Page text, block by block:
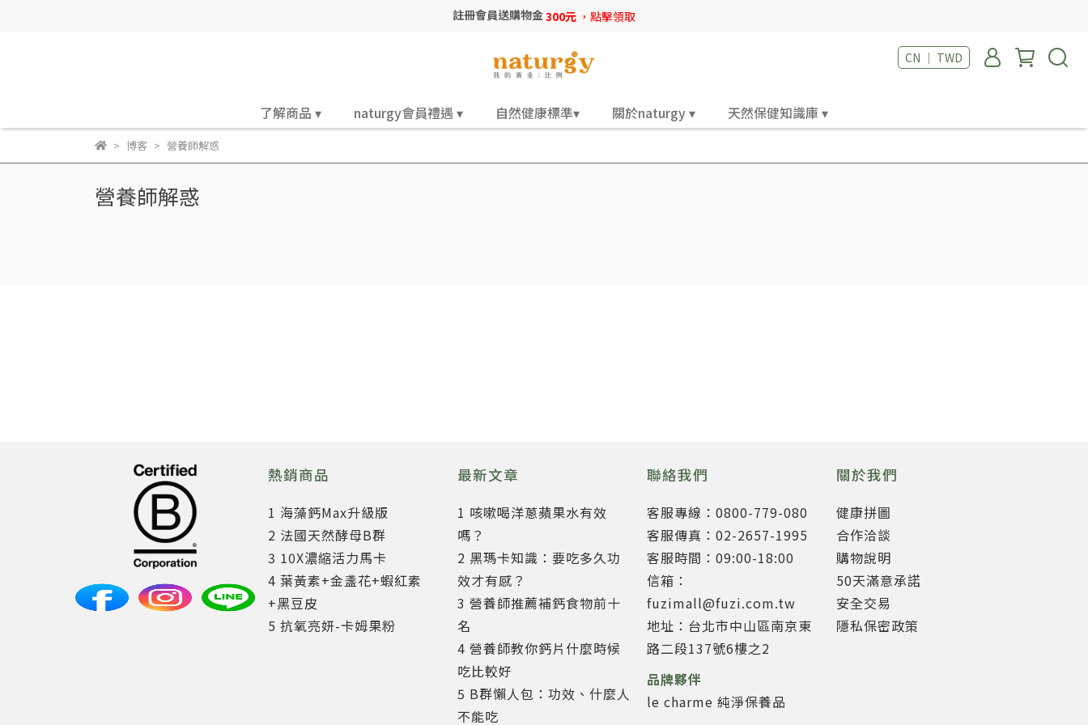
註冊會員送購物金300元 ，點擊領取
CN ｜ TWD
了解商品 ▾ naturgy會員禮遇 ▾ 自然健康標準▾ 關於naturgy ▾ 天然保健知識庫 ▾
博客 營養師解惑
營養師解惑
熱銷商品
1 海藻鈣Max升級版
2 法國天然酵母B群
3 10X濃縮活力馬卡
4 葉黃素+金盞花+蝦紅素
+黑豆皮
5 抗氧亮妍-卡姆果粉
最新文章
1 咳嗽喝洋蔥蘋果水有效
嗎？
2 黑瑪卡知識：要吃多久功
效才有感？
3 營養師推薦補鈣食物前十
名
4 營養師教你鈣片什麼時候
吃比較好
5 B群懶人包：功效、什麼人
不能吃
聯絡我們
客服專線：0800-779-080
客服傳真：02-2657-1995
客服時間：09:00-18:00
信箱：
fuzimall@fuzi.com.tw
地址：台北市中山區南京東
路二段137號6樓之2
品牌夥伴
le charme 純淨保養品
關於我們
健康拼圖
合作洽談
購物說明
50天滿意承諾
安全交易
隱私保密政策